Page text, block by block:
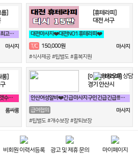
]
(도쿄밤알바) ⭕[도쿄최고우대 최고수입 최고안전보장]⭕
마사지
[휴테라피]
대전 서구
대전마사지❤️대전NO1 휴테라피❤️
T/C
150,000원
마사지
#식사제공 #팁별도 #홀복지원
롱]
❤️1등업소NO1 초보자가능 투잡 고페이갯수보장❤️
룸싸롱
[이루리테라피]
경기 안산시
안산여성알바❤️긴 급 마사지 구인 긴급 긴급 !!! 출장 관리사 구인❤️
급여협의
마사지
#팁별도 #개수보장 #칼퇴보장
구
[그리고 노래주점]
경남 창원시
비회원 이력서등록 광고 및 제휴 문의 마이페이지